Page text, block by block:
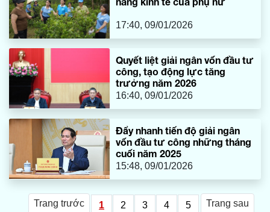
17:40, 09/01/2026
Quyết liệt giải ngân vốn đầu tư
công, tạo động lực tăng
trưởng năm 2026
16:40, 09/01/2026
Đẩy nhanh tiến độ giải ngân
vốn đầu tư công những tháng
cuối năm 2025
15:48, 09/01/2026
Trang trước 1 2 3 4 5 Trang sau